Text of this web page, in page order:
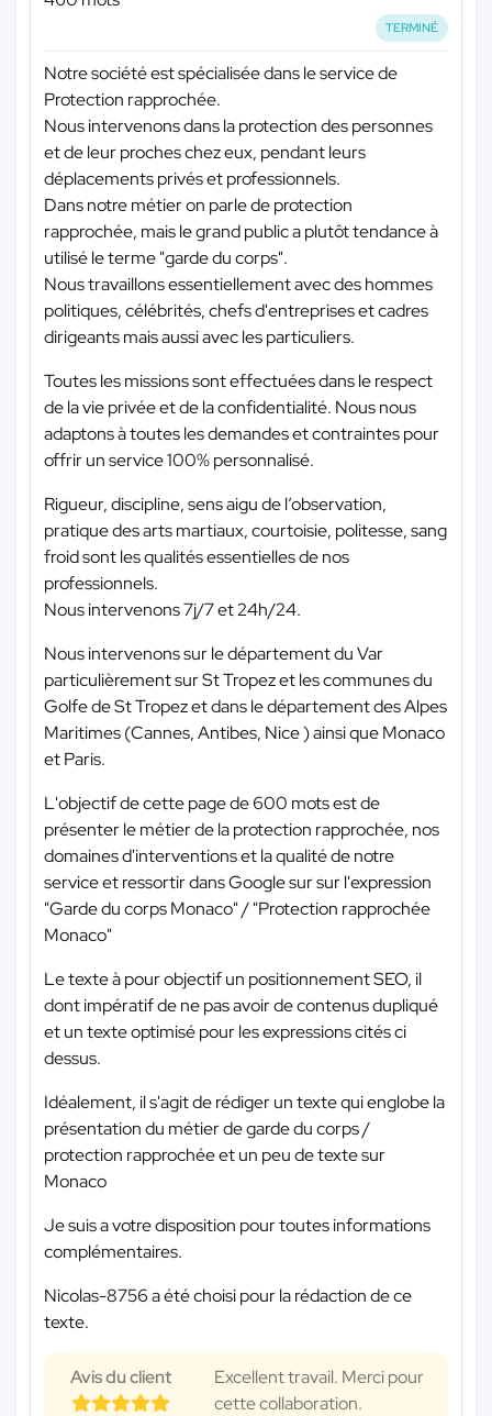
TERMINÉ
Notre société est spécialisée dans le service de
Protection rapprochée.
Nous intervenons dans la protection des personnes
et de leur proches chez eux, pendant leurs
déplacements privés et professionnels.
Dans notre métier on parle de protection
rapprochée, mais le grand public a plutôt tendance à
utilisé le terme "garde du corps".
Nous travaillons essentiellement avec des hommes
politiques, célébrités, chefs d'entreprises et cadres
dirigeants mais aussi avec les particuliers.
Toutes les missions sont effectuées dans le respect
de la vie privée et de la confidentialité. Nous nous
adaptons à toutes les demandes et contraintes pour
offrir un service 100% personnalisé.
Rigueur, discipline, sens aigu de l’observation,
pratique des arts martiaux, courtoisie, politesse, sang
froid sont les qualités essentielles de nos
professionnels.
Nous intervenons 7j/7 et 24h/24.
Nous intervenons sur le département du Var
particulièrement sur St Tropez et les communes du
Golfe de St Tropez et dans le département des Alpes
Maritimes (Cannes, Antibes, Nice ) ainsi que Monaco
et Paris.
L'objectif de cette page de 600 mots est de
présenter le métier de la protection rapprochée, nos
domaines d'interventions et la qualité de notre
service et ressortir dans Google sur sur l'expression
"Garde du corps Monaco" / "Protection rapprochée
Monaco"
Le texte à pour objectif un positionnement SEO, il
dont impératif de ne pas avoir de contenus dupliqué
et un texte optimisé pour les expressions cités ci
dessus.
Idéalement, il s'agit de rédiger un texte qui englobe la
présentation du métier de garde du corps /
protection rapprochée et un peu de texte sur
Monaco
Je suis a votre disposition pour toutes informations
complémentaires.
Nicolas-8756 a été choisi pour la rédaction de ce
texte.
Avis du client
Excellent travail. Merci pour
cette collaboration.